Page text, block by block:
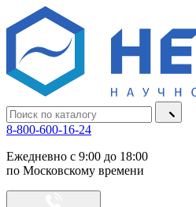
8-800-600-16-24
Ежедневно с 9:00 до 18:00
по Московскому времени